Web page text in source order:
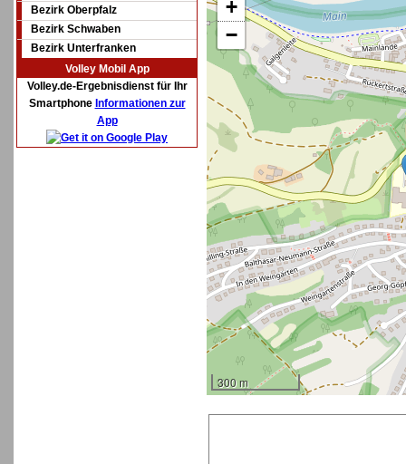
Bezirk Oberpfalz
Bezirk Schwaben
Bezirk Unterfranken
Volley Mobil App
Volley.de-Ergebnisdienst für Ihr
Smartphone Informationen zur
App
+
−
300 m